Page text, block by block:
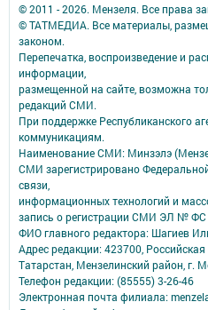
© 2011 - 2026. Мензеля. Все права
© ТАТМЕДИА. Все материалы,
законом.
Перепечатка, воспроизведение и
информации,
размещенной на сайте, возможна
редакций СМИ.
При поддержке Республиканского
коммуникациям.
Наименование СМИ: Минзэлэ
СМИ зарегистрировано
связи,
информационных технологий и
запись о регистрации СМИ ЭЛ № ФС
ФИО главного редактора: Шагиев
Адрес редакции: 423700,
Татарстан, Мензелинский район, г.
Телефон редакции: (85555) 3-26-46
Электронная почта филиала: